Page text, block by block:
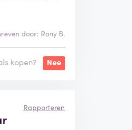
door: Rony B.
kopen? Nee
Rapporteren